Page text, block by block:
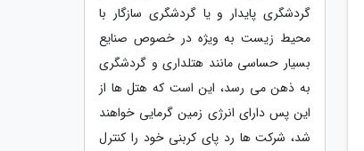
گردشگری پایدار و یا گردشگری سازگار با
محیط زیست به ویژه در خصوص صنایع
بسیار حساسی مانند هتلداری و گردشگری
به ذهن می رسد، این است که هتل ها از
این پس دارای انرژی زمین گرمایی خواهند
شد، شرکت ها رد پای کربنی خود را کنترل